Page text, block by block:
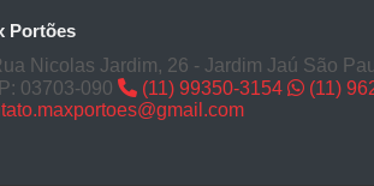
Portões
Nicolas Jardim, 26 - Jardim Jaú São
03703-090
(11) 99350-3154
(11)